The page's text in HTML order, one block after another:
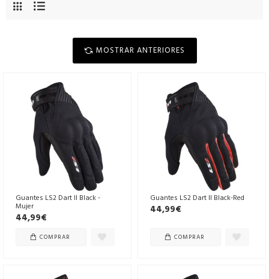
MOSTRAR ANTERIORES
Guantes LS2 Dart II Black -
Mujer
44,99€
COMPRAR
Guantes LS2 Dart II Black-Red
44,99€
COMPRAR